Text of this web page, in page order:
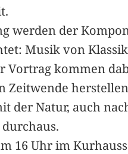
werden der
Musik von Klassik
kommen
Zeitwende
der Natur, auch
16 Uhr im